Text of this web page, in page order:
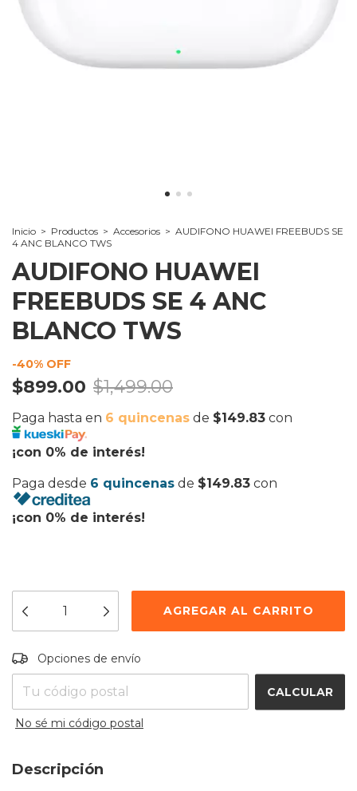
Inicio > Productos > Accesorios > AUDIFONO HUAWEI FREEBUDS SE
4 ANC BLANCO TWS
AUDIFONO HUAWEI
FREEBUDS SE 4 ANC
BLANCO TWS
-40% OFF
$899.00 $1,499.00
Paga hasta en 6 quincenas de $149.83 con
¡con 0% de interés!
Paga desde 6 quincenas de $149.83 con
¡con 0% de interés!
Entregas para el CP:
Opciones de envío
CALCULAR
No sé mi código postal
Descripción